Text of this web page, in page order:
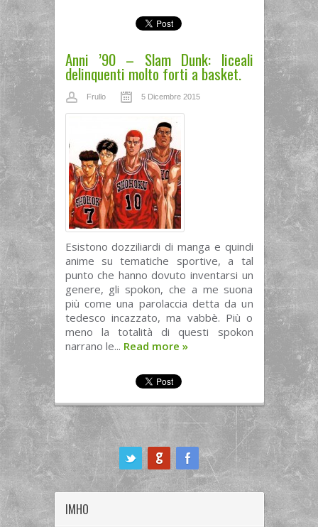
Anni ’90 – Slam Dunk: liceali
delinquenti molto forti a basket.
Frullo 5 Dicembre 2015
Esistono dozziliardi di manga e quindi
anime su tematiche sportive, a tal
punto che hanno dovuto inventarsi un
genere, gli spokon, che a me suona
più come una parolaccia detta da un
tedesco incazzato, ma vabbè. Più o
meno la totalità di questi spokon
narrano le... Read more »
IMHO